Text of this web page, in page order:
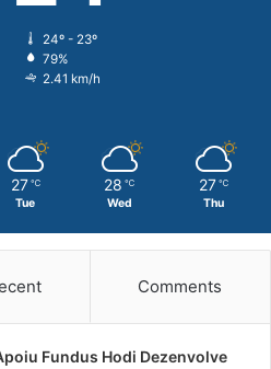
24º - 23º
79%
2.41 km/h
27 ℃
Tue
28 ℃
Wed
27 ℃
Thu
Comments
Fundus Hodi Dezenvolve